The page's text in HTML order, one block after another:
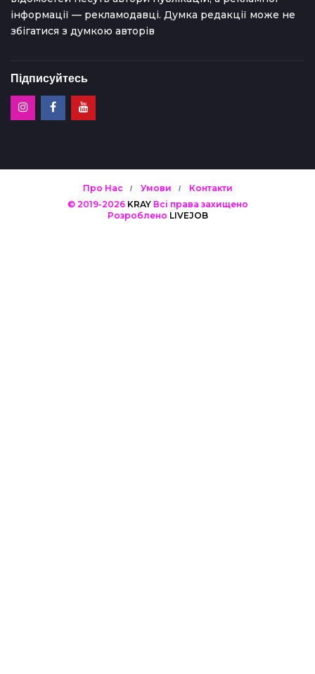
інформації — рекламодавці. Думка редакцiї може не
збiгатися з думкою авторiв
Підписуйтесь
© 2019-2026 KRAYВсі права захищено
Розроблено LIVEJOB
Про Нас Умови Контакти